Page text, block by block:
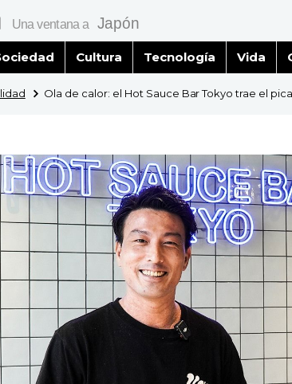
Cultura Tecnología Vida
Ola de calor: el Hot Sauce Bar Tokyo trae el